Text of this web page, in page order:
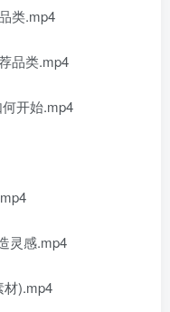
类.mp4
品类.mp4
开始.mp4
灵感.mp4
材).mp4